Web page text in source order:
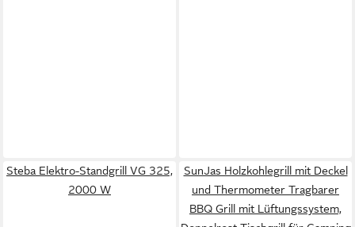
Steba Elektro-Standgrill VG 325,
2000 W
SunJas Holzkohlegrill mit Deckel
und Thermometer Tragbarer
BBQ Grill mit Lüftungssystem,